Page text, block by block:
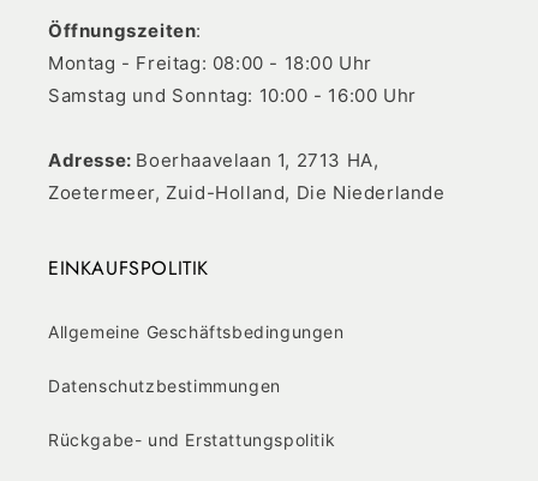
Öffnungszeiten:
Montag - Freitag: 08:00 - 18:00 Uhr
Samstag und Sonntag: 10:00 - 16:00 Uhr
Adresse: Boerhaavelaan 1, 2713 HA,
Zoetermeer, Zuid-Holland, Die Niederlande
EINKAUFSPOLITIK
Allgemeine Geschäftsbedingungen
Datenschutzbestimmungen
Rückgabe- und Erstattungspolitik